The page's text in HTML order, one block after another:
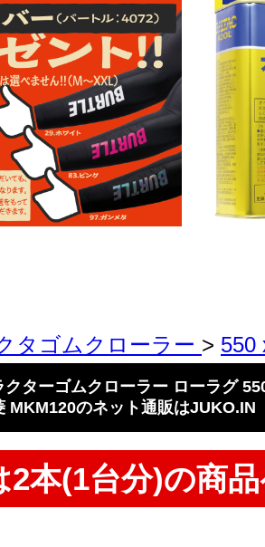
タゴムクローラー > 550
ターゴムクローラー ローラグ
MKM120のネット通販はJUKO.IN
2本(1台分)の商